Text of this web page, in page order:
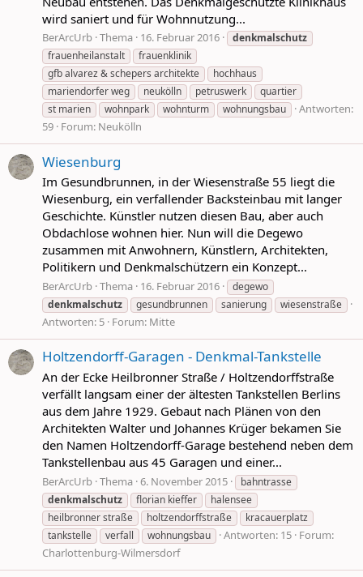
wird saniert und für Wohnnutzung...
BerArcUrb Thema 16. Februar 2016
denkmalschutz
frauenheilanstalt
frauenklinik
gfb alvarez & schepers architekte
hochhaus
mariendorfer weg
neukölln petruswerk
quartier
st marien
wohnpark wohnturm wohnungsbau
Antworten:
59 Forum: Neukölln
Wiesenburg
Im Gesundbrunnen, in der Wiesenstraße 55 liegt die
Wiesenburg, ein verfallender Backsteinbau mit langer
Geschichte. Künstler nutzen diesen Bau, aber auch
Obdachlose wohnen hier. Nun will die Degewo
zusammen mit Anwohnern, Künstlern, Architekten,
Politikern und Denkmalschützern ein Konzept...
BerArcUrb Thema 16. Februar 2016
degewo
denkmalschutz
gesundbrunnen sanierung wiesenstraße
Antworten: 5 Forum: Mitte
Holtzendorff-Garagen - Denkmal-Tankstelle
An der Ecke Heilbronner Straße / Holtzendorffstraße
verfällt langsam einer der ältesten Tankstellen Berlins
aus dem Jahre 1929. Gebaut nach Plänen von den
Architekten Walter und Johannes Krüger bekamen Sie
den Namen Holtzendorff-Garage bestehend neben dem
Tankstellenbau aus 45 Garagen und einer...
BerArcUrb Thema 6. November 2015
bahntrasse
denkmalschutz
florian kieffer
halensee
heilbronner straße
holtzendorffstraße
kracauerplatz
tankstelle
verfall wohnungsbau Antworten: 15 Forum:
Charlottenburg-Wilmersdorf